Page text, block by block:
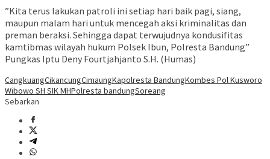
”Kita terus lakukan patroli ini setiap hari baik pagi, siang,
maupun malam hari untuk mencegah aksi kriminalitas dan
preman beraksi. Sehingga dapat terwujudnya kondusifitas
kamtibmas wilayah hukum Polsek Ibun, Polresta Bandung”
Pungkas Iptu Deny Fourtjahjanto S.H. (Humas)
CangkuangCikancungCimaungKapolresta BandungKombes Pol Kusworo
Wibowo SH SIK MHPolresta bandungSoreang
Sebarkan